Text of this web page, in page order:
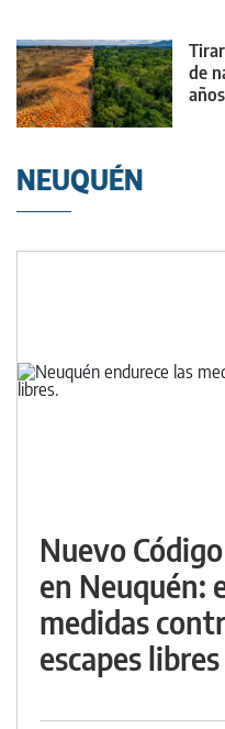
de
NEUQUÉN
Nuevo
en Neuquén:
medidas
escapes libres